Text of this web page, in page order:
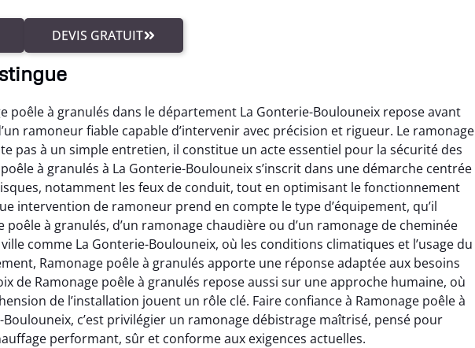
DEVIS GRATUIT
poêle à granulés dans le département La Gonterie-Boulouneix repose avant
ramoneur fiable capable d’intervenir avec précision et rigueur. Le ramonage
pas à un simple entretien, il constitue un acte essentiel pour la sécurité des
à granulés à La Gonterie-Boulouneix s’inscrit dans une démarche centrée
notamment les feux de conduit, tout en optimisant le fonctionnement
intervention de ramoneur prend en compte le type d’équipement, qu’il
poêle à granulés, d’un ramonage chaudière ou d’un ramonage de cheminée
comme La Gonterie-Boulouneix, où les conditions climatiques et l’usage du
Ramonage poêle à granulés apporte une réponse adaptée aux besoins
de Ramonage poêle à granulés repose aussi sur une approche humaine, où
de l’installation jouent un rôle clé. Faire confiance à Ramonage poêle à
c’est privilégier un ramonage débistrage maîtrisé, pensé pour
performant, sûr et conforme aux exigences actuelles.